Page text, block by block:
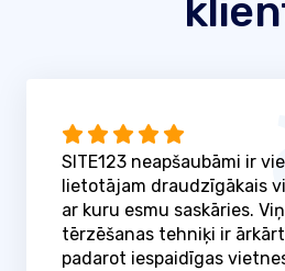
SITE123 neapšaubāmi ir
lietotājam draudzīgākais
ar kuru esmu saskāries.
tērzēšanas tehniķi ir
padarot iespaidīgas